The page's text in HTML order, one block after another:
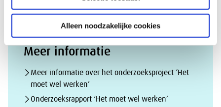
Alleen noodzakelijke cookies
Meer informatie
Meer informatie over het onderzoeksproject ‘Het
moet wel werken’
Onderzoeksrapport ‘Het moet wel werken’